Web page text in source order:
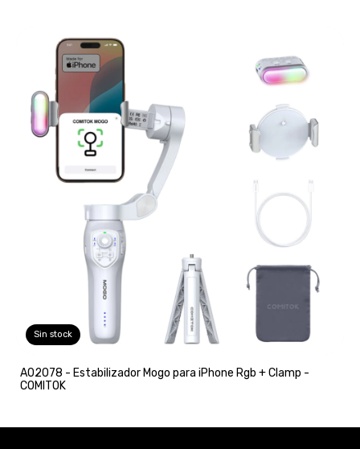
Sin stock
A02078 - Estabilizador Mogo para iPhone Rgb + Clamp -
COMITOK